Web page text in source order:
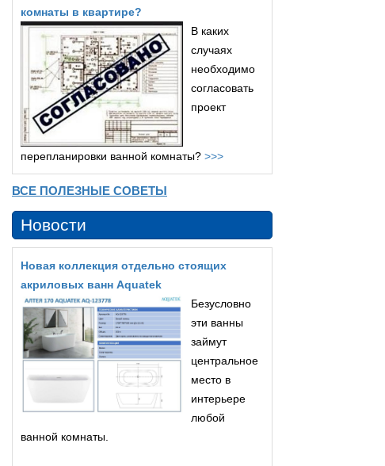
комнаты в квартире?
В каких
случаях
необходимо
согласовать
проект
перепланировки ванной комнаты? >>>
ВСЕ ПОЛЕЗНЫЕ СОВЕТЫ
Новости
Новая коллекция отдельно стоящих
акриловых ванн Aquatek
Безусловно
эти ванны
займут
центральное
место в
интерьере
любой
ванной комнаты.